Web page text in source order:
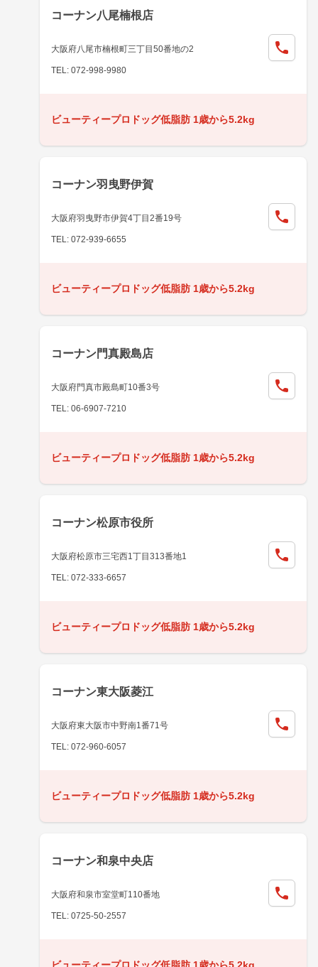
コーナン八尾楠根店
大阪府八尾市楠根町三丁目50番地の2
TEL: 072-998-9980
ビューティープロドッグ低脂肪 1歳から5.2kg
コーナン羽曳野伊賀
大阪府羽曳野市伊賀4丁目2番19号
TEL: 072-939-6655
ビューティープロドッグ低脂肪 1歳から5.2kg
コーナン門真殿島店
大阪府門真市殿島町10番3号
TEL: 06-6907-7210
ビューティープロドッグ低脂肪 1歳から5.2kg
コーナン松原市役所
大阪府松原市三宅西1丁目313番地1
TEL: 072-333-6657
ビューティープロドッグ低脂肪 1歳から5.2kg
コーナン東大阪菱江
大阪府東大阪市中野南1番71号
TEL: 072-960-6057
ビューティープロドッグ低脂肪 1歳から5.2kg
コーナン和泉中央店
大阪府和泉市室堂町110番地
TEL: 0725-50-2557
ビューティープロドッグ低脂肪 1歳から5.2kg